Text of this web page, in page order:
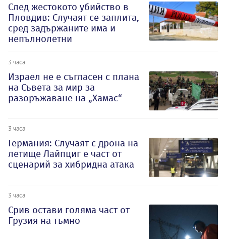
След жестокото убийство в
Пловдив: Случаят се заплита,
сред задържаните има и
непълнолетни
3 часа
Израел не е съгласен с плана
на Съвета за мир за
разоръжаване на „Хамас“
3 часа
Германия: Случаят с дрона на
летище Лайпциг е част от
сценарий за хибридна атака
3 часа
Срив остави голяма част от
Грузия на тъмно